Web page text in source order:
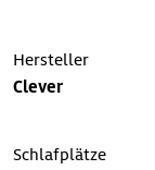
Hersteller
Clever
Schlafplätze